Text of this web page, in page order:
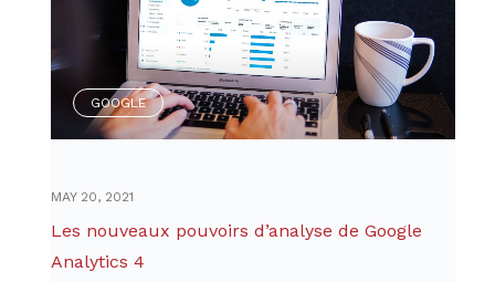
GOOGLE
MAY 20, 2021
Les nouveaux pouvoirs d’analyse de Google
Analytics 4